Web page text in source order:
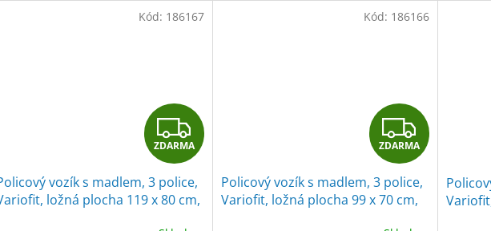
Z
D
A
ZDARMA
vozík s madlem, 3 police,
ložná plocha 119 x 80 cm,
Kód: 186167
Z
D
A
ZDARMA
Policový vozík s madlem, 3 police,
Variofit, ložná plocha 99 x 70 cm,
Kód: 186166